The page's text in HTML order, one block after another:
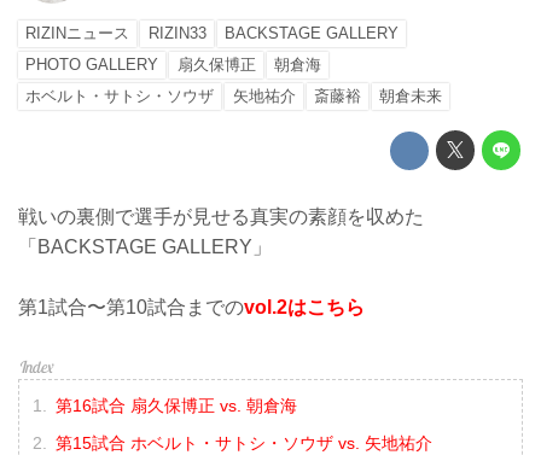
RIZINニュース RIZIN33
BACKSTAGE GALLERY
PHOTO GALLERY
扇久保博正
朝倉海
ホベルト・サトシ・ソウザ
矢地祐介 斎藤裕 朝倉未来
戦いの裏側で選手が見せる真実の素顔を収めた
「BACKSTAGE GALLERY」
第1試合〜第10試合までのvol.2はこちら
第16試合 扇久保博正 vs. 朝倉海
第15試合 ホベルト・サトシ・ソウザ vs. 矢地祐介